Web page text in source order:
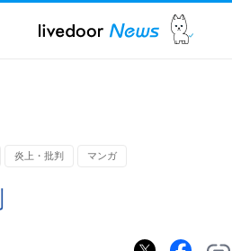
炎上・批判 マンガ